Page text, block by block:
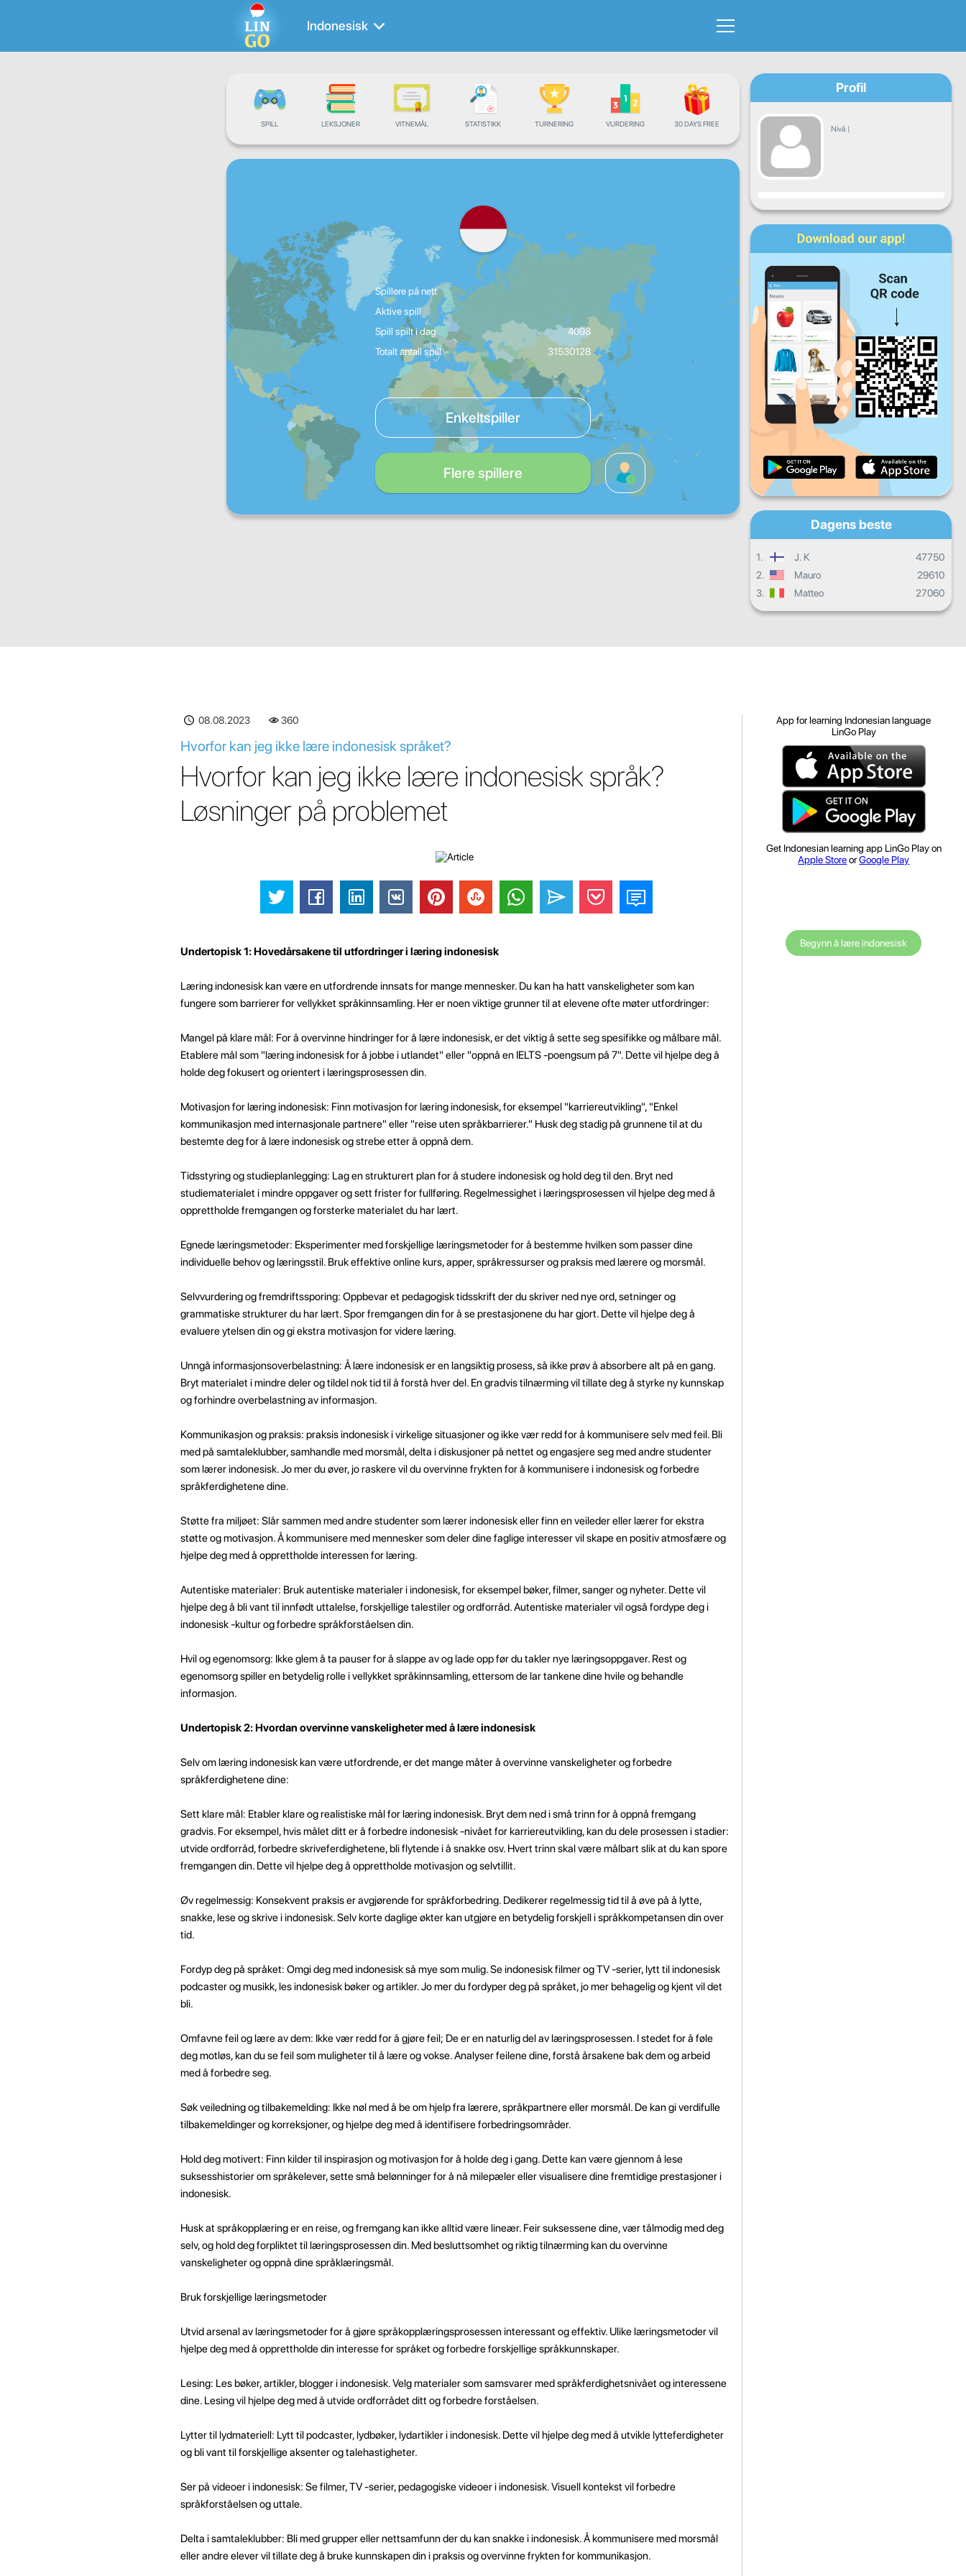
Indonesisk
SPILL LEKSJONER VITNEMÅL STATISTIKK TURNERING VURDERING 30 DAYS FREE
Spillere på nett
Aktive spill
Spill spilt i dag
4098
Totalt antall spill
31530128
Enkeltspiller
Flere spillere
Profil
Nivå |
Fremgang
Ma On To
Lø Sø
Daglige fremskritt
Månedlige fremskritt
Samlet fremgang
Dagens beste
1. J. K
47750
2.
Mauro
29610
3.
Matteo 27060
08.08.2023 360
Hvorfor kan jeg ikke lære indonesisk språket?
Hvorfor kan jeg ikke lære indonesisk språk?
Løsninger på problemet
Undertopisk 1: Hovedårsakene til utfordringer i læring indonesisk
Læring indonesisk kan være en utfordrende innsats for mange mennesker. Du kan ha hatt vanskeligheter som kan
fungere som barrierer for vellykket språkinnsamling. Her er noen viktige grunner til at elevene ofte møter utfordringer:
Mangel på klare mål: For å overvinne hindringer for å lære indonesisk, er det viktig å sette seg spesifikke og målbare mål.
Etablere mål som "læring indonesisk for å jobbe i utlandet" eller "oppnå en IELTS -poengsum på 7". Dette vil hjelpe deg å
holde deg fokusert og orientert i læringsprosessen din.
Motivasjon for læring indonesisk: Finn motivasjon for læring indonesisk, for eksempel "karriereutvikling", "Enkel
kommunikasjon med internasjonale partnere" eller "reise uten språkbarrierer." Husk deg stadig på grunnene til at du
bestemte deg for å lære indonesisk og strebe etter å oppnå dem.
Tidsstyring og studieplanlegging: Lag en strukturert plan for å studere indonesisk og hold deg til den. Bryt ned
studiematerialet i mindre oppgaver og sett frister for fullføring. Regelmessighet i læringsprosessen vil hjelpe deg med å
opprettholde fremgangen og forsterke materialet du har lært.
Egnede læringsmetoder: Eksperimenter med forskjellige læringsmetoder for å bestemme hvilken som passer dine
individuelle behov og læringsstil. Bruk effektive online kurs, apper, språkressurser og praksis med lærere og morsmål.
Selvvurdering og fremdriftssporing: Oppbevar et pedagogisk tidsskrift der du skriver ned nye ord, setninger og
grammatiske strukturer du har lært. Spor fremgangen din for å se prestasjonene du har gjort. Dette vil hjelpe deg å
evaluere ytelsen din og gi ekstra motivasjon for videre læring.
Unngå informasjonsoverbelastning: Å lære indonesisk er en langsiktig prosess, så ikke prøv å absorbere alt på en gang.
Bryt materialet i mindre deler og tildel nok tid til å forstå hver del. En gradvis tilnærming vil tillate deg å styrke ny kunnskap
og forhindre overbelastning av informasjon.
Kommunikasjon og praksis: praksis indonesisk i virkelige situasjoner og ikke vær redd for å kommunisere selv med feil. Bli
med på samtaleklubber, samhandle med morsmål, delta i diskusjoner på nettet og engasjere seg med andre studenter
som lærer indonesisk. Jo mer du øver, jo raskere vil du overvinne frykten for å kommunisere i indonesisk og forbedre
språkferdighetene dine.
Støtte fra miljøet: Slår sammen med andre studenter som lærer indonesisk eller finn en veileder eller lærer for ekstra
støtte og motivasjon. Å kommunisere med mennesker som deler dine faglige interesser vil skape en positiv atmosfære og
hjelpe deg med å opprettholde interessen for læring.
Autentiske materialer: Bruk autentiske materialer i indonesisk, for eksempel bøker, filmer, sanger og nyheter. Dette vil
hjelpe deg å bli vant til innfødt uttalelse, forskjellige talestiler og ordforråd. Autentiske materialer vil også fordype deg i
indonesisk -kultur og forbedre språkforståelsen din.
Hvil og egenomsorg: Ikke glem å ta pauser for å slappe av og lade opp før du takler nye læringsoppgaver. Rest og
egenomsorg spiller en betydelig rolle i vellykket språkinnsamling, ettersom de lar tankene dine hvile og behandle
informasjon.
Undertopisk 2: Hvordan overvinne vanskeligheter med å lære indonesisk
Selv om læring indonesisk kan være utfordrende, er det mange måter å overvinne vanskeligheter og forbedre
språkferdighetene dine:
Sett klare mål: Etabler klare og realistiske mål for læring indonesisk. Bryt dem ned i små trinn for å oppnå fremgang
gradvis. For eksempel, hvis målet ditt er å forbedre indonesisk -nivået for karriereutvikling, kan du dele prosessen i stadier:
utvide ordforråd, forbedre skriveferdighetene, bli flytende i å snakke osv. Hvert trinn skal være målbart slik at du kan spore
fremgangen din. Dette vil hjelpe deg å opprettholde motivasjon og selvtillit.
Øv regelmessig: Konsekvent praksis er avgjørende for språkforbedring. Dedikerer regelmessig tid til å øve på å lytte,
snakke, lese og skrive i indonesisk. Selv korte daglige økter kan utgjøre en betydelig forskjell i språkkompetansen din over
tid.
Fordyp deg på språket: Omgi deg med indonesisk så mye som mulig. Se indonesisk filmer og TV -serier, lytt til indonesisk
podcaster og musikk, les indonesisk bøker og artikler. Jo mer du fordyper deg på språket, jo mer behagelig og kjent vil det
bli.
Omfavne feil og lære av dem: Ikke vær redd for å gjøre feil; De er en naturlig del av læringsprosessen. I stedet for å føle
deg motløs, kan du se feil som muligheter til å lære og vokse. Analyser feilene dine, forstå årsakene bak dem og arbeid
med å forbedre seg.
Søk veiledning og tilbakemelding: Ikke nøl med å be om hjelp fra lærere, språkpartnere eller morsmål. De kan gi verdifulle
tilbakemeldinger og korreksjoner, og hjelpe deg med å identifisere forbedringsområder.
Hold deg motivert: Finn kilder til inspirasjon og motivasjon for å holde deg i gang. Dette kan være gjennom å lese
suksesshistorier om språkelever, sette små belønninger for å nå milepæler eller visualisere dine fremtidige prestasjoner i
indonesisk.
Husk at språkopplæring er en reise, og fremgang kan ikke alltid være lineær. Feir suksessene dine, vær tålmodig med deg
selv, og hold deg forpliktet til læringsprosessen din. Med besluttsomhet og riktig tilnærming kan du overvinne
vanskeligheter og oppnå dine språklæringsmål.
Bruk forskjellige læringsmetoder
Utvid arsenal av læringsmetoder for å gjøre språkopplæringsprosessen interessant og effektiv. Ulike læringsmetoder vil
hjelpe deg med å opprettholde din interesse for språket og forbedre forskjellige språkkunnskaper.
Lesing: Les bøker, artikler, blogger i indonesisk. Velg materialer som samsvarer med språkferdighetsnivået og interessene
dine. Lesing vil hjelpe deg med å utvide ordforrådet ditt og forbedre forståelsen.
Lytter til lydmateriell: Lytt til podcaster, lydbøker, lydartikler i indonesisk. Dette vil hjelpe deg med å utvikle lytteferdigheter
og bli vant til forskjellige aksenter og talehastigheter.
Ser på videoer i indonesisk: Se filmer, TV -serier, pedagogiske videoer i indonesisk. Visuell kontekst vil forbedre
språkforståelsen og uttale.
Delta i samtaleklubber: Bli med grupper eller nettsamfunn der du kan snakke i indonesisk. Å kommunisere med morsmål
eller andre elever vil tillate deg å bruke kunnskapen din i praksis og overvinne frykten for kommunikasjon.
App for learning Indonesian language
LinGo Play
Get Indonesian learning app LinGo Play on
Apple StoreorGoogle Play
Begynn å lære indonesisk